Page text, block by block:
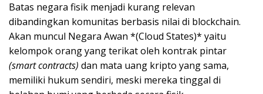
Batas negara fisik menjadi kurang relevan
dibandingkan komunitas berbasis nilai di blockchain.
Akan muncul Negara Awan *(Cloud States)* yaitu
kelompok orang yang terikat oleh kontrak pintar
(smart contracts) dan mata uang kripto yang sama,
memiliki hukum sendiri, meski mereka tinggal di